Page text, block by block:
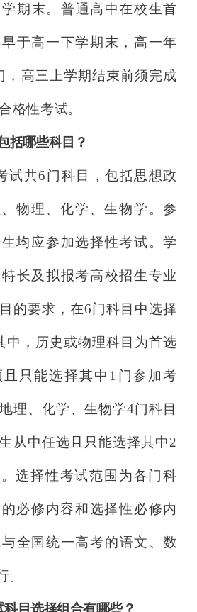
期 末。普通高中在校生首
于高一下学期末，高一年
，高三上学期结束前须完成
格性考试。
括哪些科目？
试共6门科目，包括思想政
物理、 化学、生物学。参
均应参加选择性考试。学
长及拟报考高校招生专业
的要求，在6门科目中选择
中，历史或物理科目 为首选
且只能选择其中1门参加考
理、化学、生物学4门科目
从中任选且只能选择其中2
选择性考试范围为各门科
必修内容和选择性必修内
全国统一高考的语文、数
。
科目选择组合有哪些？